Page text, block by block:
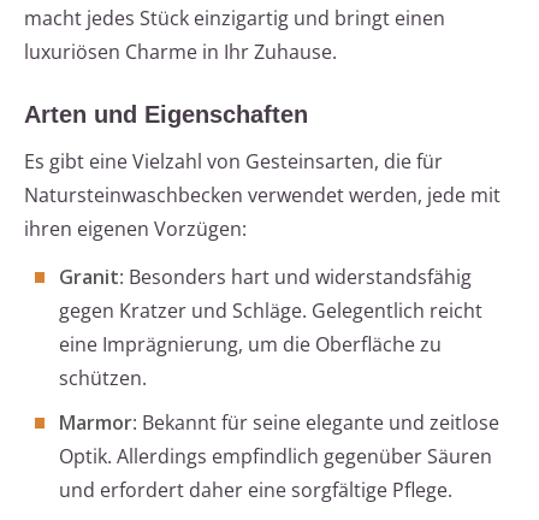
macht jedes Stück einzigartig und bringt einen
luxuriösen Charme in Ihr Zuhause.
Arten und Eigenschaften
Es gibt eine Vielzahl von Gesteinsarten, die für
Natursteinwaschbecken verwendet werden, jede mit
ihren eigenen Vorzügen:
Granit: Besonders hart und widerstandsfähig
gegen Kratzer und Schläge. Gelegentlich reicht
eine Imprägnierung, um die Oberfläche zu
schützen.
Marmor: Bekannt für seine elegante und zeitlose
Optik. Allerdings empfindlich gegenüber Säuren
und erfordert daher eine sorgfältige Pflege.